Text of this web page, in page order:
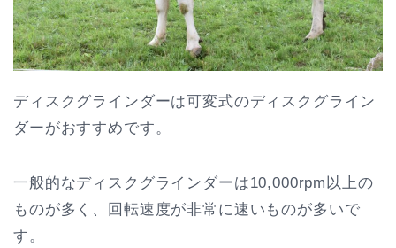
ディスクグラインダーは可変式のディスクグライン
ダーがおすすめです。
一般的なディスクグラインダーは10,000rpm以上の
ものが多く、回転速度が非常に速いものが多いで
す。